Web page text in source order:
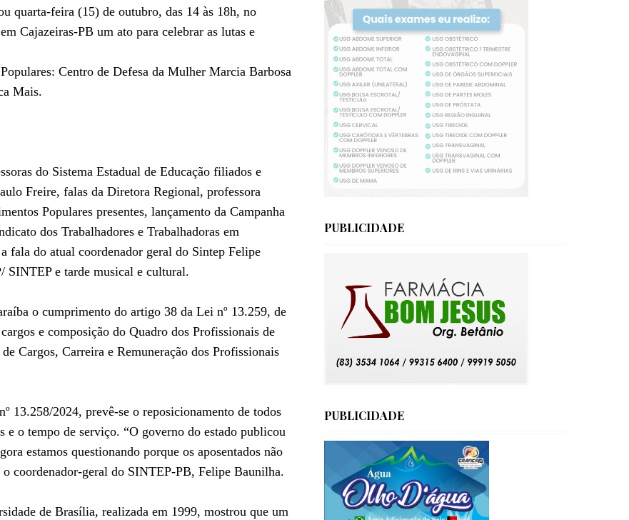
quarta-feira (15) de outubro, das 14 às 18h, no
Cajazeiras-PB um ato para celebrar as lutas e
Centro de Defesa da Mulher Marcia Barbosa
Mais.
do Sistema Estadual de Educação filiados e
Freire, falas da Diretora Regional, professora
Populares presentes, lançamento da Campanha
dos Trabalhadores e Trabalhadoras em
fala do atual coordenador geral do Sintep Felipe
e tarde musical e cultural.
o cumprimento do artigo 38 da Lei nº 13.259, de
e composição do Quadro dos Profissionais de
Cargos, Carreira e Remuneração dos Profissionais
13.258/2024, prevê-se o reposicionamento de todos
o tempo de serviço. “O governo do estado publicou
estamos questionando porque os aposentados não
coordenador-geral do SINTEP-PB, Felipe Baunilha.
de Brasília, realizada em 1999, mostrou que um
PUBLICIDADE
PUBLICIDADE